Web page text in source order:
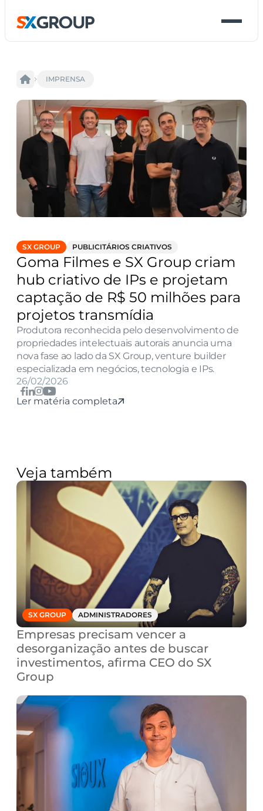
IMPRENSA
SX GROUP PUBLICITÁRIOS CRIATIVOS
Goma Filmes e SX Group criam
hub criativo de IPs e projetam
captação de R$ 50 milhões para
projetos transmídia
Produtora reconhecida pelo desenvolvimento de
propriedades intelectuais autorais anuncia uma
nova fase ao lado da SX Group, venture builder
especializada em negócios, tecnologia e IPs.
26/02/2026
Ler matéria completa
Veja também
SX GROUP ADMINISTRADORES
Empresas precisam vencer a
desorganização antes de buscar
investimentos, afirma CEO do SX
Group